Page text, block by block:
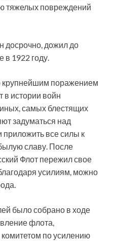
тяжелых повреждений
досрочно, дожил до
в 1922 году.
поражением
в истории войн
самых блестящих
задуматься над
все силы к
славу. После
Флот пережил свое
усилиям, можно
было собрано в ходе
флота,
по усилению